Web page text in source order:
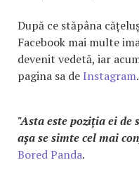
După ce stăpâna
Facebook mai multe
devenit vedetă, iar
pagina sa de Instagram.
"Asta este poziția ei de
așa se simte cel mai
Bored Panda.